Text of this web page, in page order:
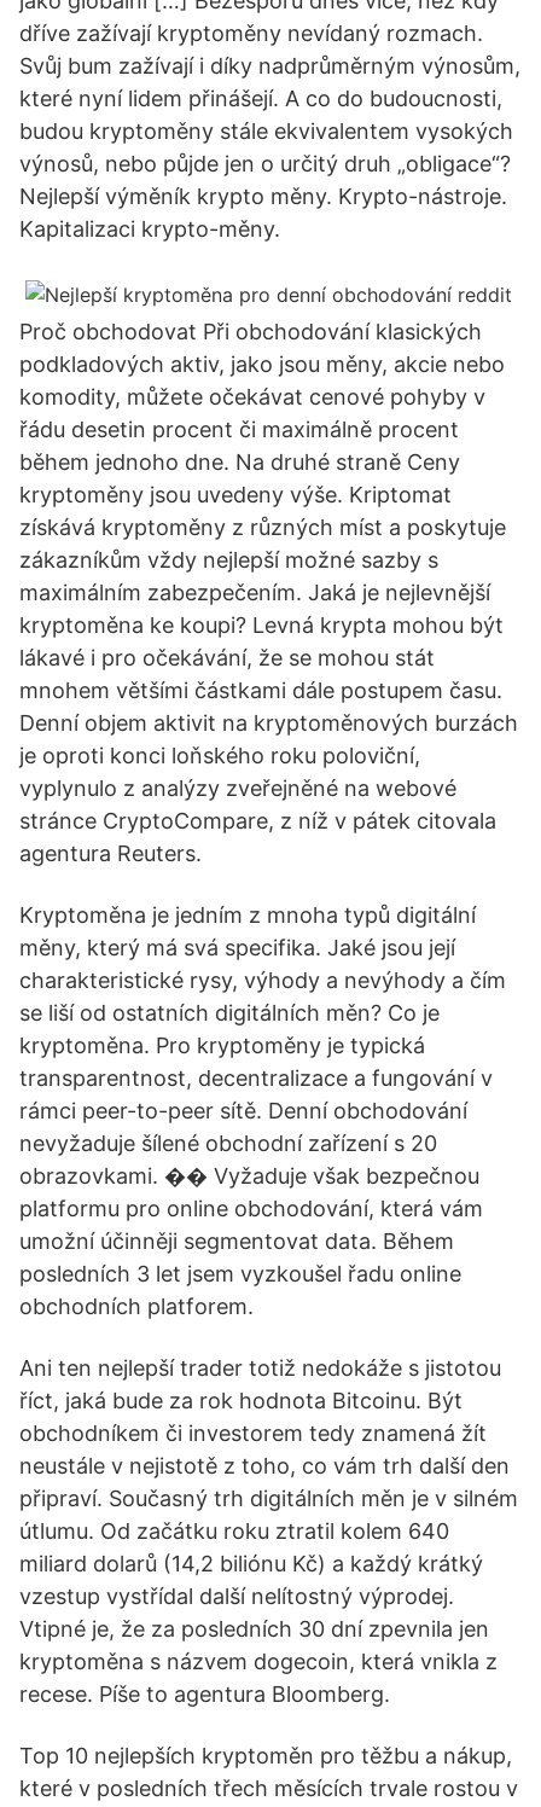
dříve zažívají kryptoměny nevídaný rozmach.
Svůj bum zažívají i díky nadprůměrným výnosům,
které nyní lidem přinášejí. A co do budoucnosti,
budou kryptoměny stále ekvivalentem vysokých
výnosů, nebo půjde jen o určitý druh „obligace“?
Nejlepší výměník krypto měny. Krypto-nástroje.
Kapitalizaci krypto-měny.
Proč obchodovat Při obchodování klasických
podkladových aktiv, jako jsou měny, akcie nebo
komodity, můžete očekávat cenové pohyby v
řádu desetin procent či maximálně procent
během jednoho dne. Na druhé straně Ceny
kryptoměny jsou uvedeny výše. Kriptomat
získává kryptoměny z různých míst a poskytuje
zákazníkům vždy nejlepší možné sazby s
maximálním zabezpečením. Jaká je nejlevnější
kryptoměna ke koupi? Levná krypta mohou být
lákavé i pro očekávání, že se mohou stát
mnohem většími částkami dále postupem času.
Denní objem aktivit na kryptoměnových burzách
je oproti konci loňského roku poloviční,
vyplynulo z analýzy zveřejněné na webové
stránce CryptoCompare, z níž v pátek citovala
agentura Reuters.
Kryptoměna je jedním z mnoha typů digitální
měny, který má svá specifika. Jaké jsou její
charakteristické rysy, výhody a nevýhody a čím
se liší od ostatních digitálních měn? Co je
kryptoměna. Pro kryptoměny je typická
transparentnost, decentralizace a fungování v
rámci peer-to-peer sítě. Denní obchodování
nevyžaduje šílené obchodní zařízení s 20
obrazovkami. �� Vyžaduje však bezpečnou
platformu pro online obchodování, která vám
umožní účinněji segmentovat data. Během
posledních 3 let jsem vyzkoušel řadu online
obchodních platforem.
Ani ten nejlepší trader totiž nedokáže s jistotou
říct, jaká bude za rok hodnota Bitcoinu. Být
obchodníkem či investorem tedy znamená žít
neustále v nejistotě z toho, co vám trh další den
připraví. Současný trh digitálních měn je v silném
útlumu. Od začátku roku ztratil kolem 640
miliard dolarů (14,2 biliónu Kč) a každý krátký
vzestup vystřídal další nelítostný výprodej.
Vtipné je, že za posledních 30 dní zpevnila jen
kryptoměna s názvem dogecoin, která vnikla z
recese. Píše to agentura Bloomberg.
Top 10 nejlepších kryptoměn pro těžbu a nákup,
které v posledních třech měsících trvale rostou v